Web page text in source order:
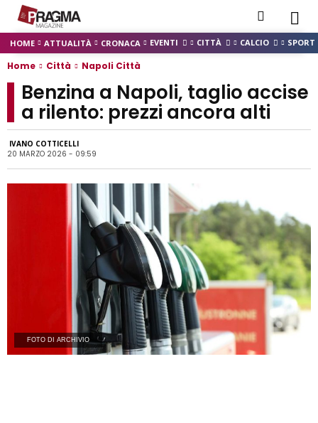
HOME ATTUALITÀ CRONACA EVENTI CITTÀ CALCIO SPORT
Home Città Napoli Città
Benzina a Napoli, taglio accise
a rilento: prezzi ancora alti
IVANO COTTICELLI
20 MARZO 2026 - 09:59
FOTO DI ARCHIVIO